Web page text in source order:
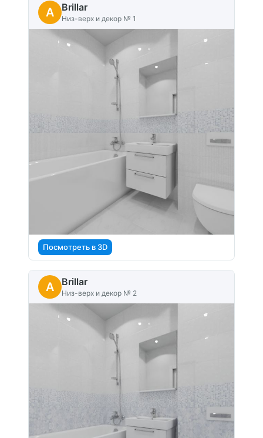
A Brillar
Низ-верх и декор № 1
Посмотреть в 3D
A Brillar
Низ-верх и декор № 2